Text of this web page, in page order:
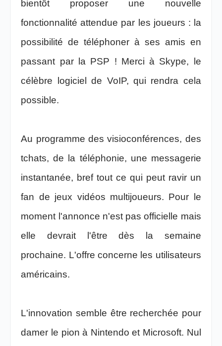
bientôt proposer une nouvelle
fonctionnalité attendue par les joueurs : la
possibilité de téléphoner à ses amis en
passant par la PSP ! Merci à Skype, le
célèbre logiciel de VoIP, qui rendra cela
possible.
Au programme des visioconférences, des
tchats, de la téléphonie, une messagerie
instantanée, bref tout ce qui peut ravir un
fan de jeux vidéos multijoueurs. Pour le
moment l'annonce n'est pas officielle mais
elle devrait l'être dès la semaine
prochaine. L'offre concerne les utilisateurs
américains.
L'innovation semble être recherchée pour
damer le pion à Nintendo et Microsoft. Nul